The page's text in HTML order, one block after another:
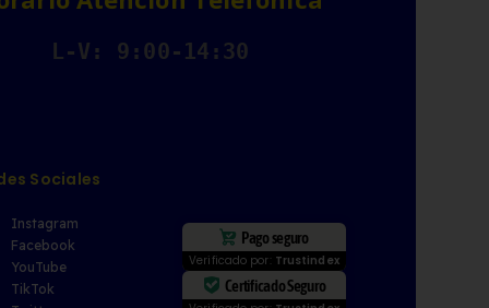
L-V: 9:00-14:30
Sociales
Instagram
Facebook
YouTube
TikTok
Pago seguro
Verificado por: Trustindex
Certificado Seguro